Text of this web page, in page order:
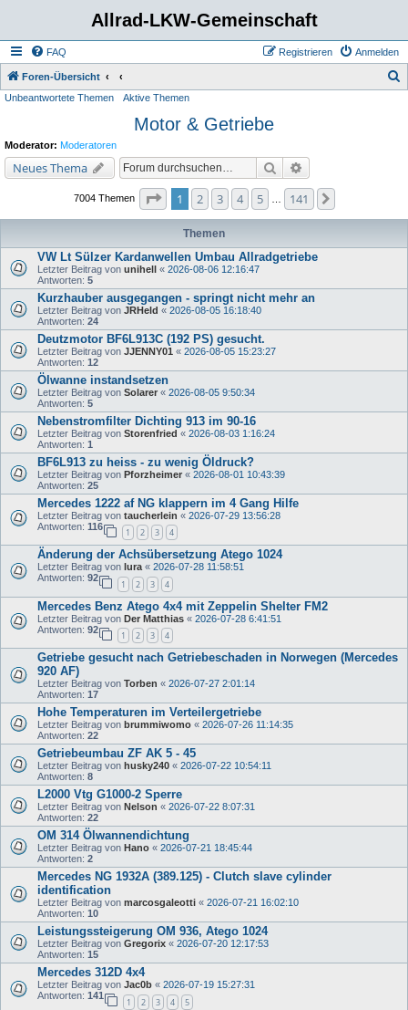
Allrad-LKW-Gemeinschaft
FAQ Anmelden
Registrieren
Foren-Übersicht
Unbeantwortete Themen Aktive Themen
Motor & Getriebe
Moderator: Moderatoren
Neues Thema Suche
7004 Themen Seite von 141
1 2 3 4 5 141
Themen
VW Lt Sülzer Kardanwellen Umbau Allradgetriebe
Letzter Beitrag von unihell « 2026-08-06 12:16:47
Antworten: 5
Kurzhauber ausgegangen - springt nicht mehr an
Letzter Beitrag von JRHeld « 2026-08-05 16:18:40
Antworten: 24
Deutzmotor BF6L913C (192 PS) gesucht.
Letzter Beitrag von JJENNY01 « 2026-08-05 15:23:27
Antworten: 12
Ölwanne instandsetzen
Letzter Beitrag von Solarer « 2026-08-05 9:50:34
Antworten: 5
Nebenstromfilter Dichting 913 im 90-16
Letzter Beitrag von Storenfried « 2026-08-03 1:16:24
Antworten: 1
BF6L913 zu heiss - zu wenig Öldruck?
Letzter Beitrag von Pforzheimer « 2026-08-01 10:43:39
Antworten: 25
Mercedes 1222 af NG klappern im 4 Gang Hilfe
Letzter Beitrag von taucherlein « 2026-07-29 13:56:28
Antworten: 116
1 2 3 4
Änderung der Achsübersetzung Atego 1024
Letzter Beitrag von lura « 2026-07-28 11:58:51
Antworten: 92
1 2 3 4
Mercedes Benz Atego 4x4 mit Zeppelin Shelter FM2
Letzter Beitrag von Der Matthias « 2026-07-28 6:41:51
Antworten: 92
1 2 3 4
Getriebe gesucht nach Getriebeschaden in Norwegen (Mercedes
920 AF)
Letzter Beitrag von Torben « 2026-07-27 2:01:14
Antworten: 17
Hohe Temperaturen im Verteilergetriebe
Letzter Beitrag von brummiwomo « 2026-07-26 11:14:35
Antworten: 22
Getriebeumbau ZF AK 5 - 45
Letzter Beitrag von husky240 « 2026-07-22 10:54:11
Antworten: 8
L2000 Vtg G1000-2 Sperre
Letzter Beitrag von Nelson « 2026-07-22 8:07:31
Antworten: 22
OM 314 Ölwannendichtung
Letzter Beitrag von Hano « 2026-07-21 18:45:44
Antworten: 2
Mercedes NG 1932A (389.125) - Clutch slave cylinder
identification
Letzter Beitrag von marcosgaleotti « 2026-07-21 16:02:10
Antworten: 10
Leistungssteigerung OM 936, Atego 1024
Letzter Beitrag von Gregorix « 2026-07-20 12:17:53
Antworten: 15
Mercedes 312D 4x4
Letzter Beitrag von Jac0b « 2026-07-19 15:27:31
Antworten: 141
1 2 3 4 5